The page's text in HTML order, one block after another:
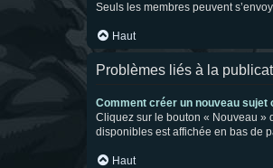
Seuls les membres peuvent
Haut
Problèmes liés à la
Comment créer un nouveau sujet
Cliquez sur le bouton « Nouveau »
disponibles est affichée en bas de
Haut